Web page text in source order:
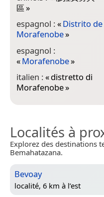
區»
espagnol :«Distrito de
Morafenobe»
espagnol :
«Morafenobe»
italien :«distretto di
Morafenobe»
Localités à
Explorez des destinations
Bemahatazana.
Bevoay
localité, 6 km à l’est